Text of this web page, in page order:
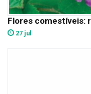
Flores comestíveis:
27 jul